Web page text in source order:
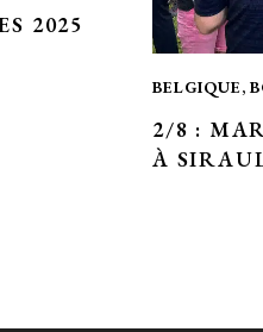
2025
BELGIQUE,
2/8 :
À